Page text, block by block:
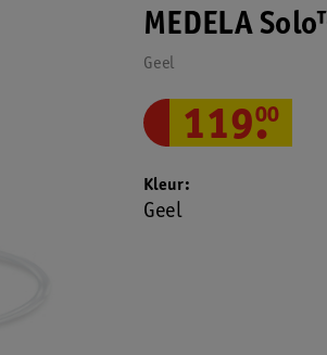
MEDELA
Geel
119.
00
Kleur
Geel